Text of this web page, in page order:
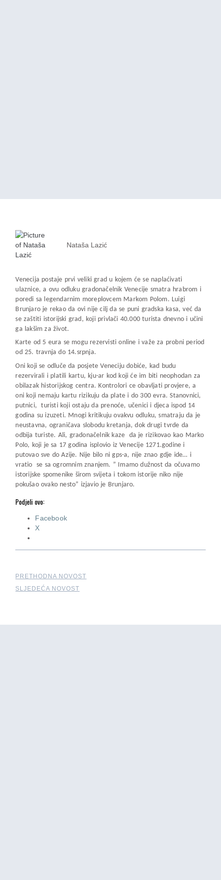
Nataša Lazić
Venecija postaje prvi veliki grad u kojem će se naplaćivati
ulaznice, a ovu odluku gradonačelnik Venecije smatra hrabrom i
poredi sa legendarnim moreplovcem Markom Polom. Luigi
Brunjaro je rekao da ovi nije cilj da se puni gradska kasa, već da
se zaštiti istorijski grad, koji privlači 40.000 turista dnevno i učini
ga lakšim za život.
Karte od 5 eura se mogu rezervisti online i važe za probni period
od 25. travnja do 14.srpnja.
Oni koji se odluče da posjete Veneciju dobiće, kad budu
rezervirali i platili kartu, kju-ar kod koji će im biti neophodan za
obilazak historijskog centra. Kontrolori ce obavljati provjere, a
oni koji nemaju kartu rizikuju da plate i do 300 evra. Stanovnici,
putnici, turisti koji ostaju da prenoće, učenici i djeca ispod 14
godina su izuzeti. Mnogi kritikuju ovakvu odluku, smatraju da je
neustavna, ograničava slobodu kretanja, dok drugi tvrde da
odbija turiste. Ali, gradonačelnik kaze da je rizikovao kao Marko
Polo, koji je sa 17 godina isplovio iz Venecije 1271.godine i
putovao sve do Azije. Nije bilo ni gps-a, nije znao gdje ide… i
vratio se sa ogromnim znanjem. ” Imamo dužnost da očuvamo
istorijske spomenike širom svijeta i tokom istorije niko nije
pokušao ovako nesto” izjavio je Brunjaro.
Podjeli ovo:
Facebook
X
PRETHODNA NOVOST
SLJEDEĆA NOVOST